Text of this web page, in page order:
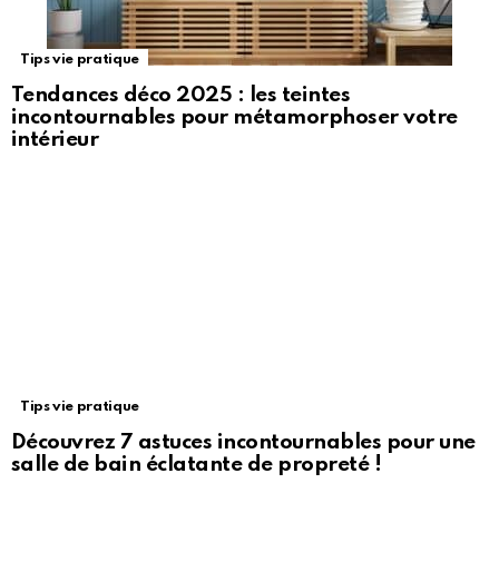
Tips vie pratique
Tendances déco 2025 : les teintes
incontournables pour métamorphoser votre
intérieur
Tips vie pratique
Découvrez 7 astuces incontournables pour une
salle de bain éclatante de propreté !